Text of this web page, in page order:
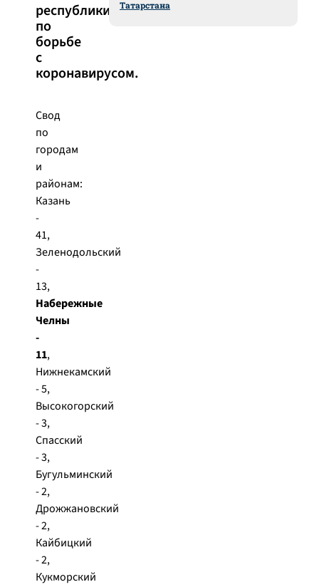
республики
по
борьбе
с
коронавирусом.
Свод
по
городам
и
районам:
Казань
-
41,
Зеленодольский
-
13,
Набережные
Челны
-
11,
Нижнекамский
- 5,
Высокогорский
- 3,
Спасский
- 3,
Бугульминский
- 2,
Дрожжановский
- 2,
Кайбицкий
- 2,
Кукморский
Татарстана